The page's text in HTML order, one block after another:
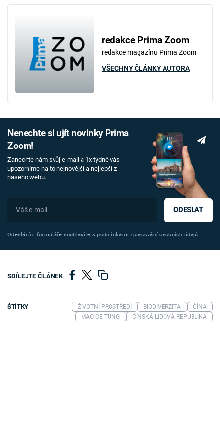
redakce Prima Zoom
redakce magazínu Prima Zoom
VŠECHNY ČLÁNKY AUTORA
Nenechte si ujít novinky Prima
Zoom!
Zanechte nám svůj e-mail a 1x týdně vás
upozorníme na to nejnovější a nejlepší z
našeho webu.
ODESLAT
Odesláním formuláře souhlasíte spodmínkami zpracování osobních údajů
SDÍLEJTE ČLÁNEK
ŠTÍTKY ŽIVOTNÍ PROSTŘEDÍ BIODIVERZITA
ČÍNA
MAO CE-TUNG
ČÍNSKÁ LIDOVÁ REPUBLIKA